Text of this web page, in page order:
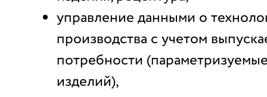
управление данными о
производства с учетом
потребности
изделий),